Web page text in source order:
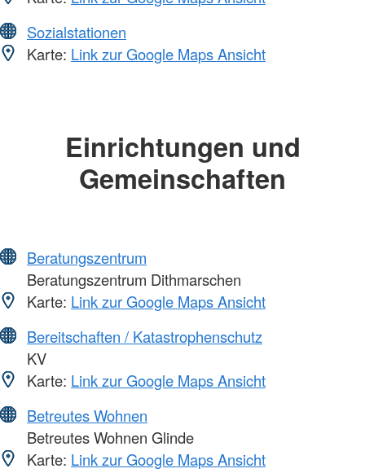
Sozialstationen
Karte: Link zur Google Maps Ansicht
Einrichtungen und
Gemeinschaften
Beratungszentrum
Beratungszentrum Dithmarschen
Karte: Link zur Google Maps Ansicht
Bereitschaften / Katastrophenschutz
KV
Karte: Link zur Google Maps Ansicht
Betreutes Wohnen
Betreutes Wohnen Glinde
Karte: Link zur Google Maps Ansicht